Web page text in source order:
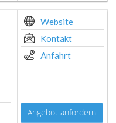
Website
Kontakt
Anfahrt
Angebot anfordern